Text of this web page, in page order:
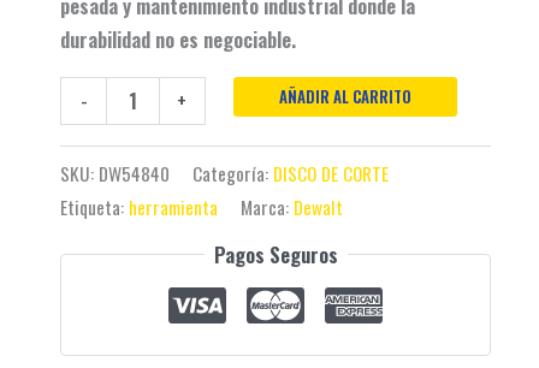
durabilidad no es negociable.
- + AÑADIR AL CARRITO
SKU: DW54840 Categoría: DISCO DE CORTE
Etiqueta: herramienta Marca: Dewalt
Pagos Seguros